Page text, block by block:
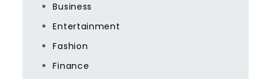
Business
Entertainment
Fashion
Finance